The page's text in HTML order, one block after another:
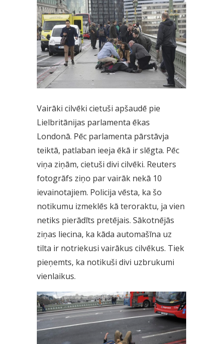
Vairāki cilvēki cietuši apšaudē pie
Lielbritānijas parlamenta ēkas
Londonā. Pēc parlamenta pārstāvja
teiktā, patlaban ieeja ēkā ir slēgta. Pēc
viņa ziņām, cietuši divi cilvēki. Reuters
fotogrāfs ziņo par vairāk nekā 10
ievainotajiem. Policija vēsta, ka šo
notikumu izmeklēs kā teroraktu, ja vien
netiks pierādīts pretējais. Sākotnējās
ziņas liecina, ka kāda automašīna uz
tilta ir notriekusi vairākus cilvēkus. Tiek
pieņemts, ka notikuši divi uzbrukumi
vienlaikus.